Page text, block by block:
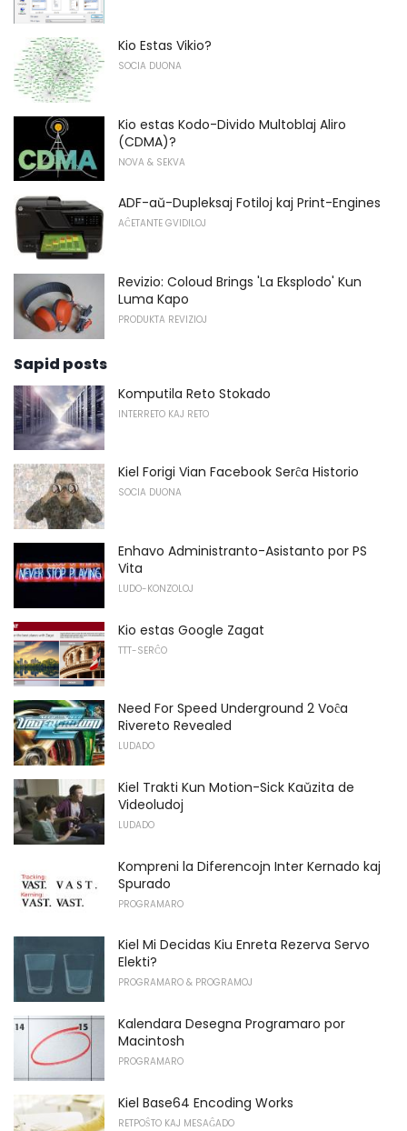
Kio Estas Vikio?
SOCIA DUONA
Kio estas Kodo-Divido Multoblaj Aliro
(CDMA)?
NOVA & SEKVA
ADF-aŭ-Dupleksaj Fotiloj kaj Print-Engines
AĈETANTE GVIDILOJ
Revizio: Coloud Brings 'La Eksplodo' Kun
Luma Kapo
PRODUKTA REVIZIOJ
Sapid posts
Komputila Reto Stokado
INTERRETO KAJ RETO
Kiel Forigi Vian Facebook Serĉa Historio
SOCIA DUONA
Enhavo Administranto-Asistanto por PS
Vita
LUDO-KONZOLOJ
Kio estas Google Zagat
TTT-SERĈO
Need For Speed ​​Underground 2 Voĉa
Rivereto Revealed
LUDADO
Kiel Trakti Kun Motion-Sick Kaŭzita de
Videoludoj
LUDADO
Kompreni la Diferencojn Inter Kernado kaj
Spurado
PROGRAMARO
Kiel Mi Decidas Kiu Enreta Rezerva Servo
Elekti?
PROGRAMARO & PROGRAMOJ
Kalendara Desegna Programaro por
Macintosh
PROGRAMARO
Kiel Base64 Encoding Works
RETPOŜTO KAJ MESAĜADO